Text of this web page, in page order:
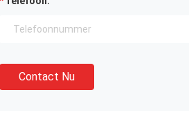
Contact Nu